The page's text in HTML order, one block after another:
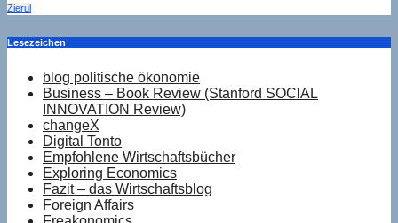
Zierul
Lesezeichen
blog politische ökonomie
Business – Book Review (Stanford SOCIAL
INNOVATION Review)
changeX
Digital Tonto
Empfohlene Wirtschaftsbücher
Exploring Economics
Fazit – das Wirtschaftsblog
Foreign Affairs